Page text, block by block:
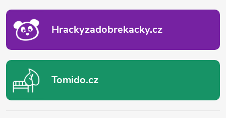
Hrackyzadobrekacky.cz
Tomido.cz